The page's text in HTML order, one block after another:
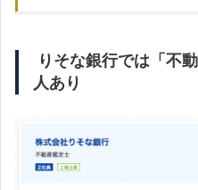
りそな銀行では「不
人あり